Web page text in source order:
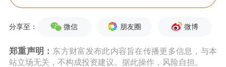
分品类，有的饰品是单品单价。”北京
地区六福珠宝某门店工作人员表示。国
华商场则推出了返券优惠活动，8月1日
分享至： 微信 朋友圈 微博
郑重声明： 东方财富发布此内容旨在传播更多信息，与本
站立场无关，不构成投资建议。据此操作，风险自担。